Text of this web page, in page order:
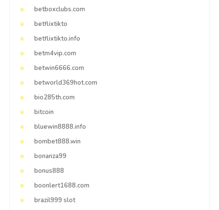
betboxclubs.com
betflixtikto
betflixtikto.info
betm4vip.com
betwin6666.com
betworld369hot.com
bio285th.com
bitcoin
bluewin8888.info
bombet888.win
bonanza99
bonus888
boonlert1688.com
brazil999 slot